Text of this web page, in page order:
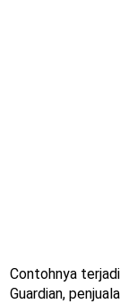
Contohnya
Guardian,